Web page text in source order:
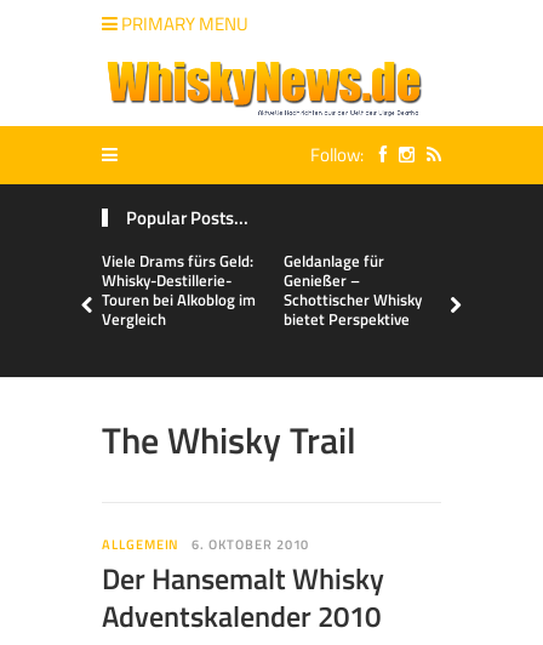
PRIMARY MENU
Follow:
Popular Posts...
Viele Drams fürs Geld:
Whisky-Destillerie-
Touren bei Alkoblog im
Vergleich
Geldanlage für
Genießer –
Schottischer Whisky
bietet Perspektive
The Whisky Trail
ALLGEMEIN 6. OKTOBER 2010
Der Hansemalt Whisky
Adventskalender 2010